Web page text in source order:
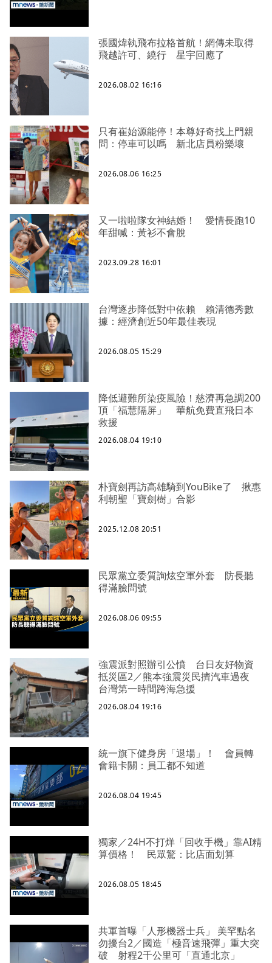
張國煒執飛布拉格首航！網傳未取得
飛越許可、繞行 星宇回應了
2026.08.02 16:16
只有崔始源能停！本尊好奇找上門親
問：停車可以嗎 新北店員粉樂壞
2026.08.06 16:25
又一啦啦隊女神結婚！ 愛情長跑10
年甜喊：黃衫不會脫
2023.09.28 16:01
台灣逐步降低對中依賴 賴清德秀數
據：經濟創近50年最佳表現
2026.08.05 15:29
降低避難所染疫風險！慈濟再急調200
頂「福慧隔屏」 華航免費直飛日本
救援
2026.08.04 19:10
朴寶劍再訪高雄騎到YouBike了 揪惠
利朝聖「寶劍樹」合影
2025.12.08 20:51
民眾黨立委質詢炫空軍外套 防長聽
得滿臉問號
2026.08.06 09:55
強震派對照辦引公憤 台日友好物資
抵災區2／熊本強震災民擠汽車過夜
台灣第一時間跨海急援
2026.08.04 19:16
統一旗下健身房「退場」！ 會員轉
會籍卡關：員工都不知道
2026.08.04 19:45
獨家／24H不打烊「回收手機」靠AI精
算價格！ 民眾驚：比店面划算
2026.08.05 18:45
共軍首曝「人形機器士兵」 美罕點名
勿擾台2／國造「極音速飛彈」重大突
破 射程2千公里可「直通北京」